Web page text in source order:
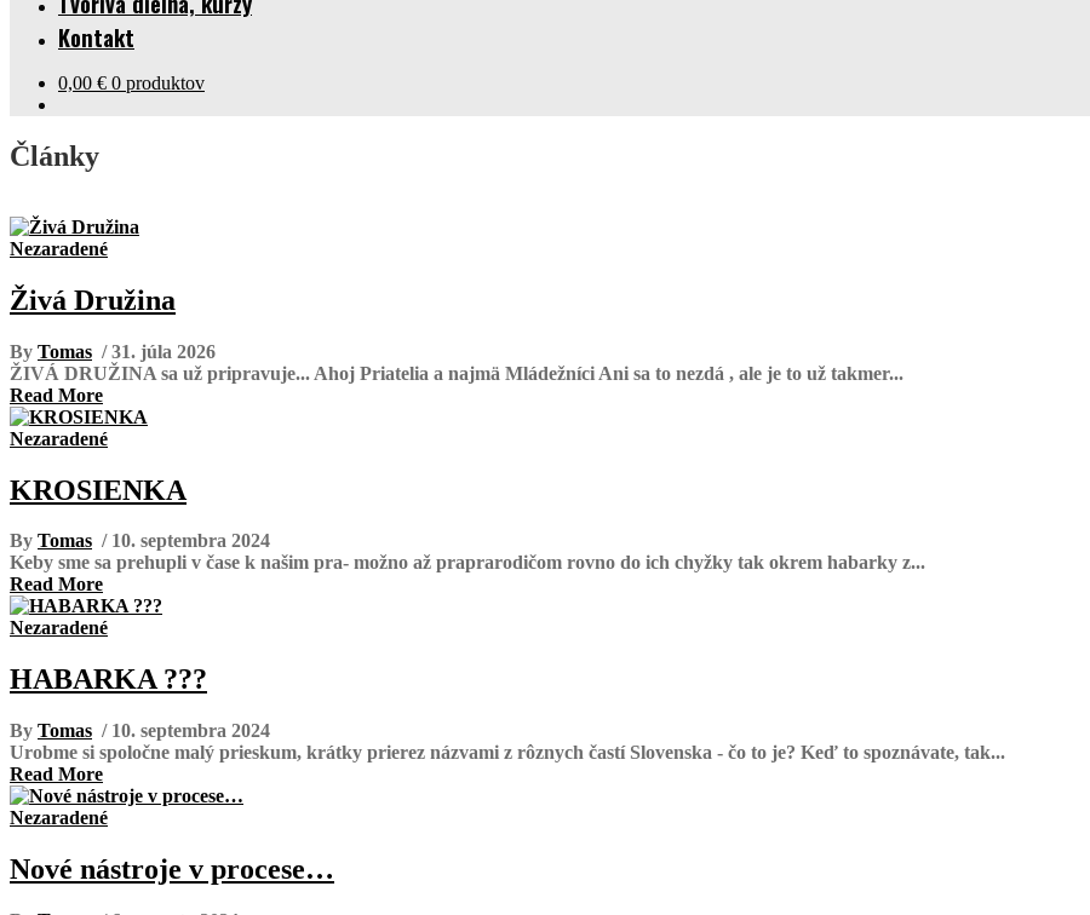
Kontakt
0,00 € 0 produktov
Články
Nezaradené
Živá Družina
By Tomas / 31. júla 2026
ŽIVÁ DRUŽINA sa už pripravuje... Ahoj Priatelia a najmä Mládežníci Ani sa to nezdá , ale je to už takmer...
Read More
Nezaradené
KROSIENKA
By Tomas / 10. septembra 2024
Keby sme sa prehupli v čase k našim pra- možno až praprarodičom rovno do ich chyžky tak okrem habarky z...
Read More
Nezaradené
HABARKA ???
By Tomas / 10. septembra 2024
Urobme si spoločne malý prieskum, krátky prierez názvami z rôznych častí Slovenska - čo to je? Keď to spoznávate, tak...
Read More
Nezaradené
Nové nástroje v procese…